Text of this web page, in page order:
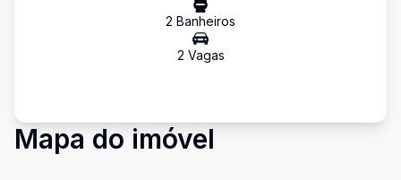
2 Banheiros
2 Vagas
Mapa do imóvel